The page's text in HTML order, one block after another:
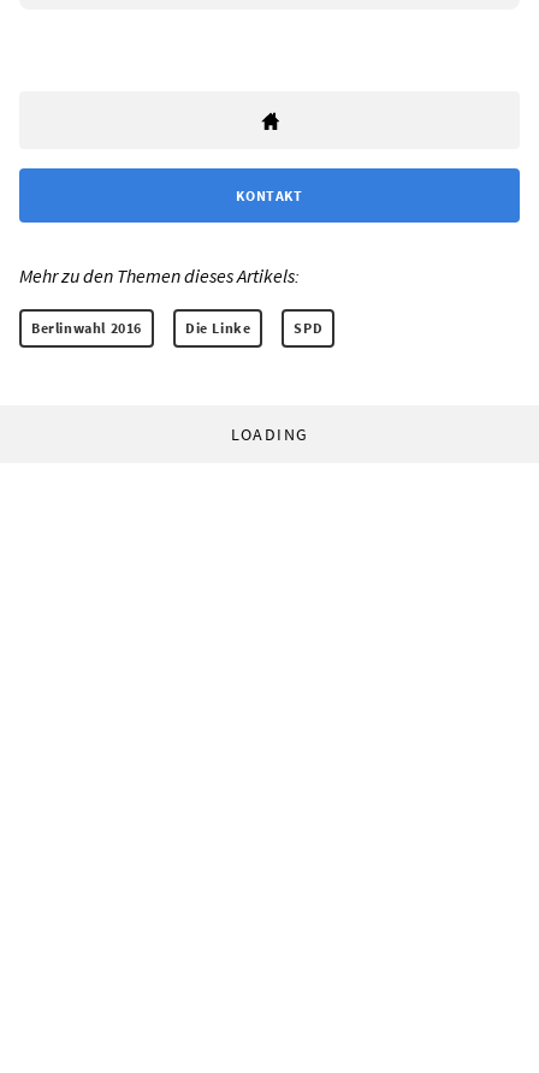
KONTAKT
Mehr zu den Themen dieses Artikels:
Berlinwahl 2016 Die Linke SPD
LOADING